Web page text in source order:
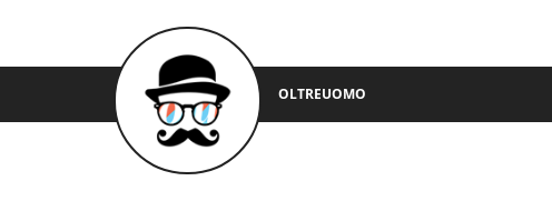
OLTREUOMO